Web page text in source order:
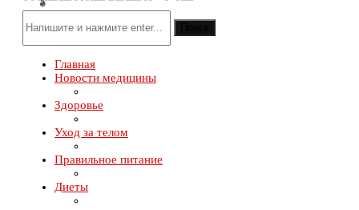
Главная
Новости медицины
Здоровье
Уход за телом
Правильное питание
Диеты